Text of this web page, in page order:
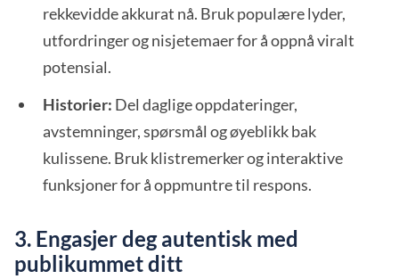
rekkevidde akkurat nå. Bruk populære lyder,
utfordringer og nisjetemaer for å oppnå viralt
potensial.
Historier: Del daglige oppdateringer,
avstemninger, spørsmål og øyeblikk bak
kulissene. Bruk klistremerker og interaktive
funksjoner for å oppmuntre til respons.
3. Engasjer deg autentisk med
publikummet ditt